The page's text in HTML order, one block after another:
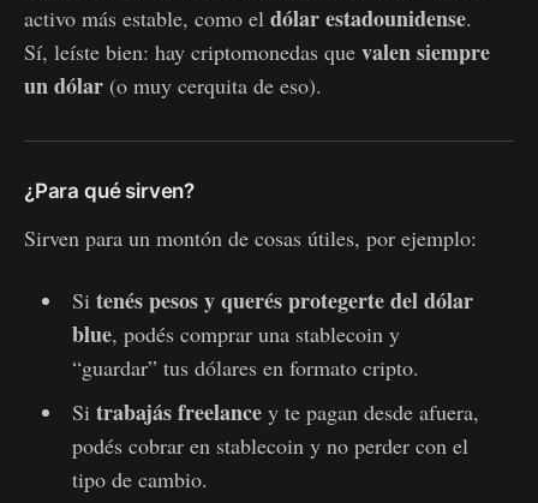
activo más estable, como el dólar estadounidense.
Sí, leíste bien: hay criptomonedas que valen siempre
un dólar (o muy cerquita de eso).
¿Para qué sirven?
Sirven para un montón de cosas útiles, por ejemplo:
Si tenés pesos y querés protegerte del dólar
blue, podés comprar una stablecoin y
“guardar” tus dólares en formato cripto.
Si trabajás freelancey te pagan desde afuera,
podés cobrar en stablecoin y no perder con el
tipo de cambio.